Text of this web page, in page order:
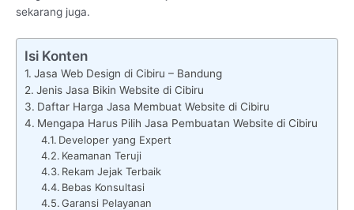
sekarang juga.
Isi Konten
Jasa Web Design di Cibiru – Bandung
Jenis Jasa Bikin Website di Cibiru
Daftar Harga Jasa Membuat Website di Cibiru
Mengapa Harus Pilih Jasa Pembuatan Website di Cibiru
Developer yang Expert
Keamanan Teruji
Rekam Jejak Terbaik
Bebas Konsultasi
Garansi Pelayanan